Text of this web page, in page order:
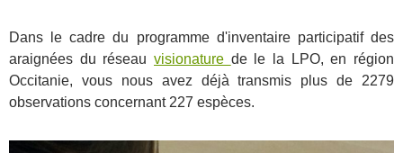
Dans le cadre du programme d'inventaire participatif des
araignées du réseau visionature de le la LPO, en région
Occitanie, vous nous avez déjà transmis plus de 2279
observations concernant 227 espèces.